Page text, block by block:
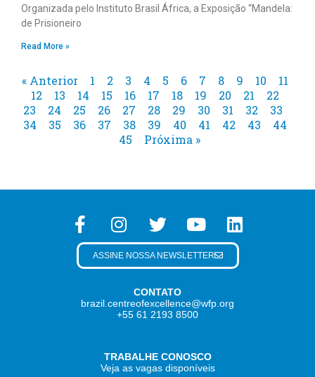
Organizada pelo Instituto Brasil África, a Exposição “Mandela:
de Prisioneiro
Read More »
« Anterior 1 2 3 4 5 6 7 8 9 10
11
12
13 14 15 16 17 18 19 20 21
22
23
24 25 26 27 28 29 30 31 32
33
34
35 36 37 38 39 40 41 42 43
44
45
Próxima »
CONTATO
brazil.centreofexcellence@wfp.org
+55 61 2193 8500
TRABALHE CONOSCO
Veja as vagas disponíveis
ASSINE NOSSA NEWSLETTER